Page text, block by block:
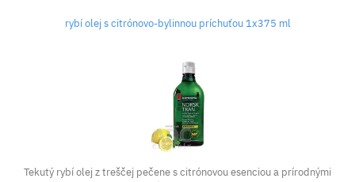
rybí olej s citrónovo-bylinnou príchuťou 1x375 ml
Tekutý rybí olej z treščej pečene s citrónovou esenciou a prírodnými